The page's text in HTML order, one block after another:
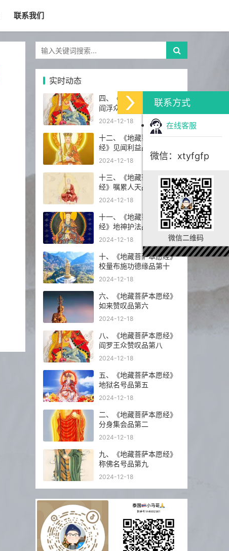
联系我们
实时动态
四、《地藏菩萨本愿经》
阎浮众生业感品第四
2024-12-18
十二、《地藏菩萨本愿
经》见闻利益品第十二
2024-12-18
十三、《地藏菩萨本愿
经》嘱累人天品第十三
2024-12-18
十一、《地藏菩萨本愿
经》地神护法品第十一
2024-12-18
十、《地藏菩萨本愿经》
校量布施功德缘品第十
2024-12-18
六、《地藏菩萨本愿经》
如来赞叹品第六
2024-12-18
八、《地藏菩萨本愿经》
阎罗王众赞叹品第八
2024-12-18
五、《地藏菩萨本愿经》
地狱名号品第五
2024-12-18
二、《地藏菩萨本愿经》
分身集会品第二
2024-12-18
九、《地藏菩萨本愿经》
称佛名号品第九
2024-12-18
联系方式
在线客服
微信：xtyfgfp
微信二维码